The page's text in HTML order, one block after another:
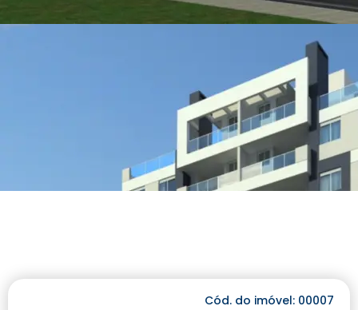
Cód. do imóvel: 00007